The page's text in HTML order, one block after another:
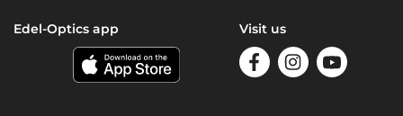
Edel-Optics app Visit us